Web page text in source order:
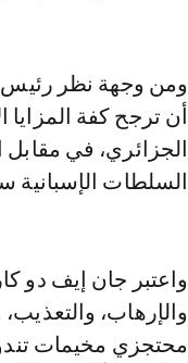
ومن وجهة نظر رئيس
أن ترجح كفة المزايا
الجزائري، في مقابل
السلطات الإسبانية
واعتبر جان إيف دو
والإرهاب،
محتجزي مخيمات